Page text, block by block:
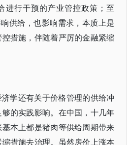
进行干预的产业管控政策；至
供给，也影响需求，本质上是
措施，伴随着严厉的金融紧缩
学还有关于价格管理的供给冲
的实践影响。在中国，十几年
本上都是猪肉等供给周期带来
措施去治理。虽然房价上涨本